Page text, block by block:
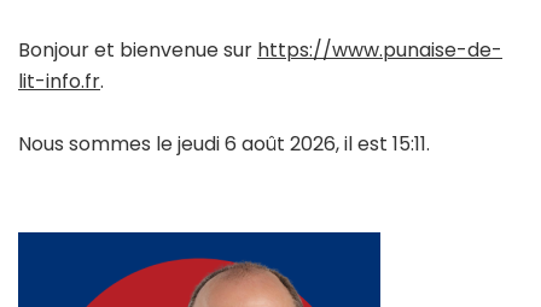
Bonjour et bienvenue sur https://www.punaise-de-
lit-info.fr.
Nous sommes le jeudi 6 août 2026, il est 15:11.